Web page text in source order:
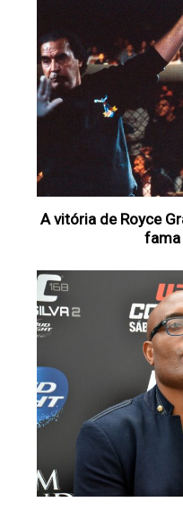
A vitória de Royce
fama